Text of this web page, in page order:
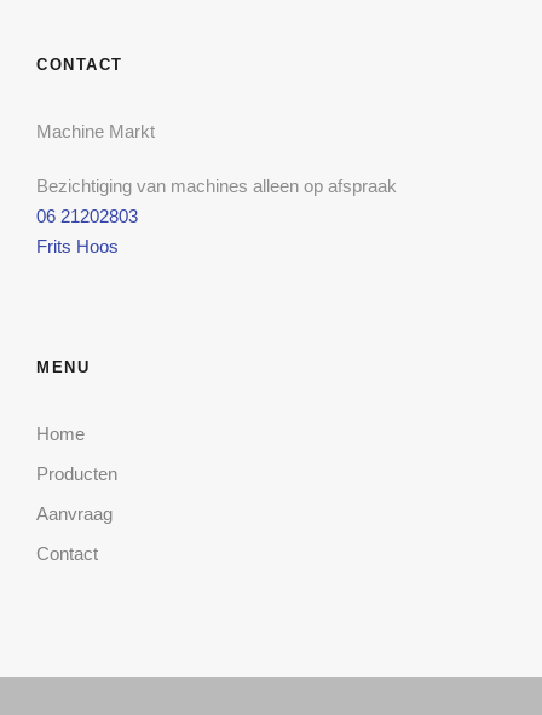
CONTACT
Machine Markt
Bezichtiging van machines alleen op afspraak
06 21202803
Frits Hoos
MENU
Home
Producten
Aanvraag
Contact